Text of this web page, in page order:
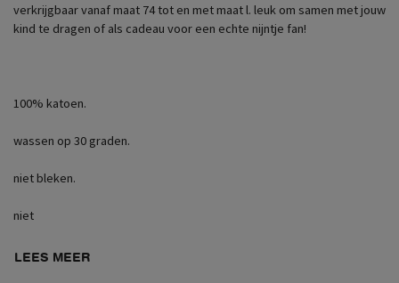
verkrijgbaar vanaf maat 74 tot en met maat l. leuk om samen met jouw
kind te dragen of als cadeau voor een echte nijntje fan!
100% katoen.
wassen op 30 graden.
niet bleken.
niet
LEES MEER